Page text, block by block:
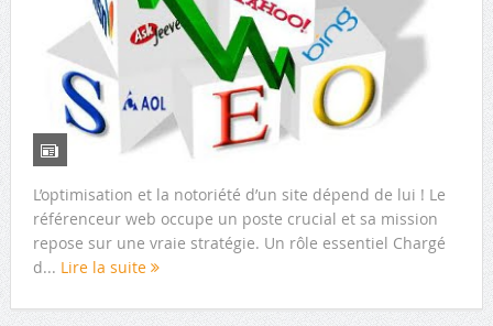
L’optimisation et la notoriété d’un site dépend de lui ! Le
référenceur web occupe un poste crucial et sa mission
repose sur une vraie stratégie. Un rôle essentiel Chargé
d... Lire la suite